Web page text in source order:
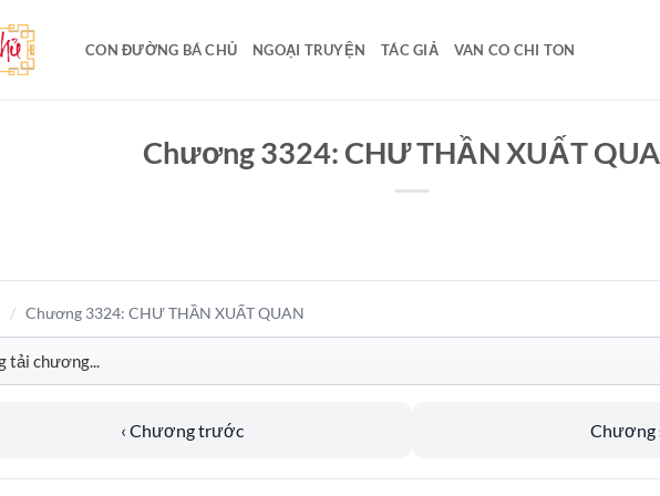
CON ĐƯỜNG BÁ CHỦ NGOẠI TRUYỆN TÁC GIẢ VAN CO CHI TON
Chương 3324: CHƯ THẦN XUẤT
/ Chương 3324: CHƯ THẦN XUẤT QUAN
‹ Chương trước Chương